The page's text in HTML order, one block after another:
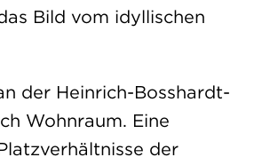
Bild vom idyllischen
der Heinrich-Bosshardt-
Wohnraum. Eine
der